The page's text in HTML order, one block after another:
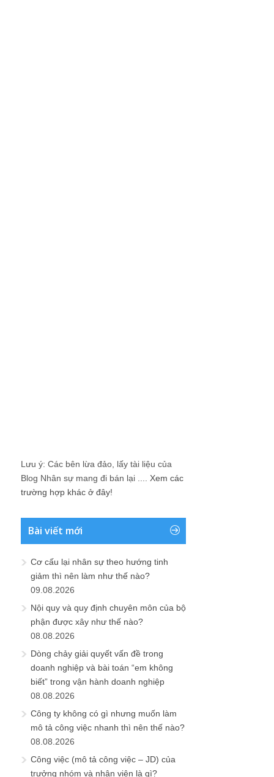
Lưu ý: Các bên lừa đảo, lấy tài liệu của
Blog Nhân sự mang đi bán lại .... Xem các
trường hợp khác ở đây!
Bài viết mới
Cơ cấu lại nhân sự theo hướng tinh
giảm thì nên làm như thế nào?
09.08.2026
Nội quy và quy định chuyên môn của bộ
phận được xây như thế nào?
08.08.2026
Dòng chảy giải quyết vấn đề trong
doanh nghiệp và bài toán “em không
biết” trong vận hành doanh nghiệp
08.08.2026
Công ty không có gì nhưng muốn làm
mô tả công việc nhanh thì nên thế nào?
08.08.2026
Công việc (mô tả công việc – JD) của
trưởng nhóm và nhân viên là gì?